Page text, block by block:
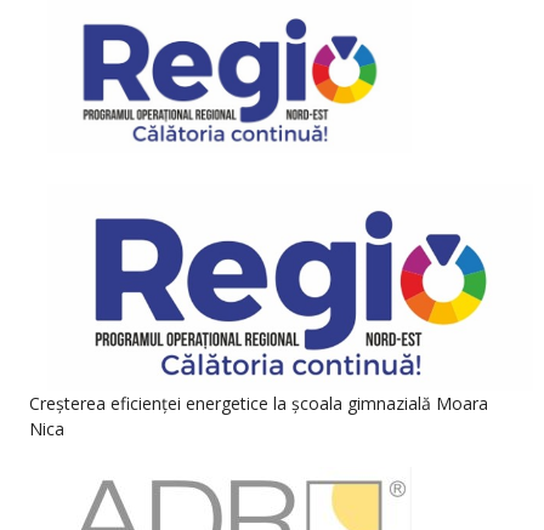
Creșterea eficienței energetice la școala gimnazială Moara
Nica